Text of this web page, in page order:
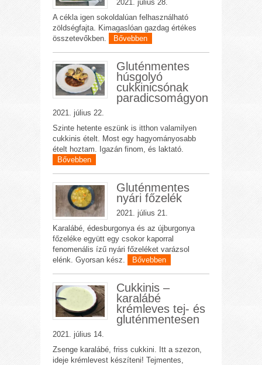
2021. július 28.
A cékla igen sokoldalúan felhasználható
zöldségfajta. Kimagaslóan gazdag értékes
összetevőkben.
Bővebben
Gluténmentes
húsgolyó
cukkinicsónak
paradicsomágyon
2021. július 22.
Szinte hetente eszünk is itthon valamilyen
cukkinis ételt. Most egy hagyományosabb
ételt hoztam. Igazán finom, és laktató.
Bővebben
Gluténmentes
nyári főzelék
2021. július 21.
Karalábé, édesburgonya és az újburgonya
főzeléke együtt egy csokor kaporral
fenomenális ízű nyári főzeléket varázsol
elénk. Gyorsan kész.
Bővebben
Cukkinis –
karalábé
krémleves tej- és
gluténmentesen
2021. július 14.
Zsenge karalábé, friss cukkini. Itt a szezon,
ideje krémlevest készíteni! Tejmentes,